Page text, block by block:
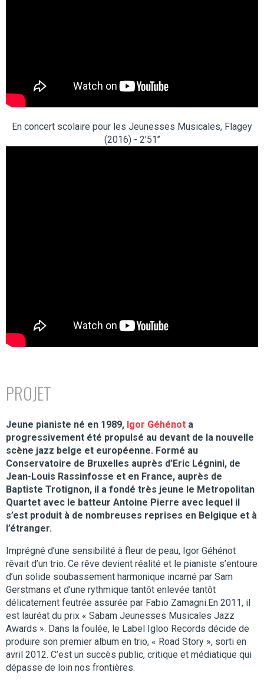
En concert scolaire pour les Jeunesses Musicales, Flagey
(2016) - 2’51’’
PROJET
Jeune pianiste né en 1989, Igor Géhénot a
progressivement été propulsé au devant de la nouvelle
scène jazz belge et européenne. Formé au
Conservatoire de Bruxelles auprès d’Eric Légnini, de
Jean-Louis Rassinfosse et en France, auprès de
Baptiste Trotignon, il a fondé très jeune le Metropolitan
Quartet avec le batteur Antoine Pierre avec lequel il
s’est produit à de nombreuses reprises en Belgique et à
l’étranger.
Imprégné d’une sensibilité à fleur de peau, Igor Géhénot
rêvait d’un trio. Ce rêve devient réalité et le pianiste s’entoure
d’un solide soubassement harmonique incarné par Sam
Gerstmans et d’une rythmique tantôt enlevée tantôt
délicatement feutrée assurée par Fabio Zamagni.En 2011, il
est lauréat du prix « Sabam Jeunesses Musicales Jazz
Awards ». Dans la foulée, le Label Igloo Records décide de
produire son premier album en trio, « Road Story », sorti en
avril 2012. C’est un succès public, critique et médiatique qui
dépasse de loin nos frontières.